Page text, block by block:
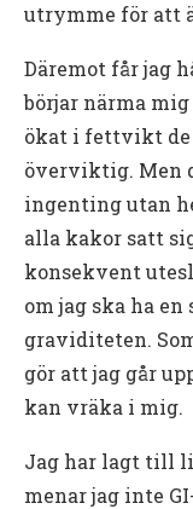
utrymme för att
Däremot får jag
börjar närma
ökat i fettvikt de
överviktig. Men
ingenting utan
alla kakor satt
konsekvent
om jag ska ha
graviditeten.
gör att jag går
kan vräka i mig.
Jag har lagt till
menar jag inte